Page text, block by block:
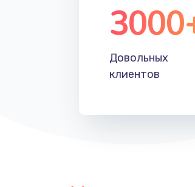
Довольных
клиентов